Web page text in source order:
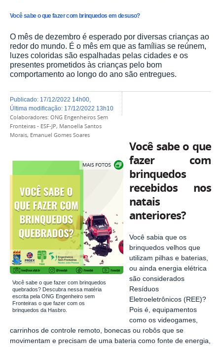
Você sabe o que fazer com brinquedos em desuso?
O mês de dezembro é esperado por diversas crianças ao
redor do mundo. É o mês em que as famílias se reúnem,
luzes coloridas são espalhadas pelas cidades e os
presentes prometidos às crianças pelo bom
comportamento ao longo do ano são entregues.
publicado: 17/12/2022 14h00
última modificação: 17/12/2022 13h10
Colaboradores: ONG Engenheiros Sem
Fronteiras - ESF-JP, Manoella Santos
Morais, Emanuel Gomes Soares
Exibir carrossel de imagens
Você sabe o que fazer com brinquedos
quebrados? Descubra nessa matéria
escrita pela ONG Engenheiro sem
Fronteiras o que fazer com os
brinquedos da Hasbro.
Você sabe o que
fazer com
brinquedos
recebidos nos
natais
anteriores?
Você sabia que os
brinquedos velhos que
utilizam pilhas e baterias,
ou ainda energia elétrica
são considerados
Resíduos
Eletroeletrônicos (REE)?
Pois é, equipamentos
como os videogames,
carrinhos de controle remoto, bonecas ou robôs que se
movimentam e precisam de uma bateria como fonte de energia,